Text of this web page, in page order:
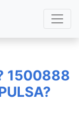
1500888